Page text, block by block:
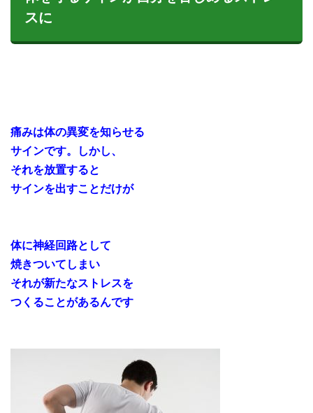
スに
痛みは体の異変を知らせる
サインです。しかし、
それを放置すると
サインを出すことだけが
体に神経回路として
焼きついてしまい
それが新たなストレスを
つくることがあるんです